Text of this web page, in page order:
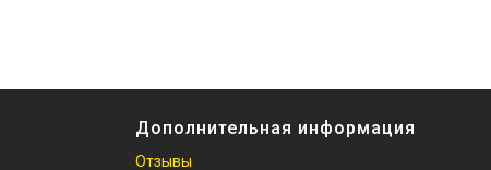
Дополнительная информация
Отзывы